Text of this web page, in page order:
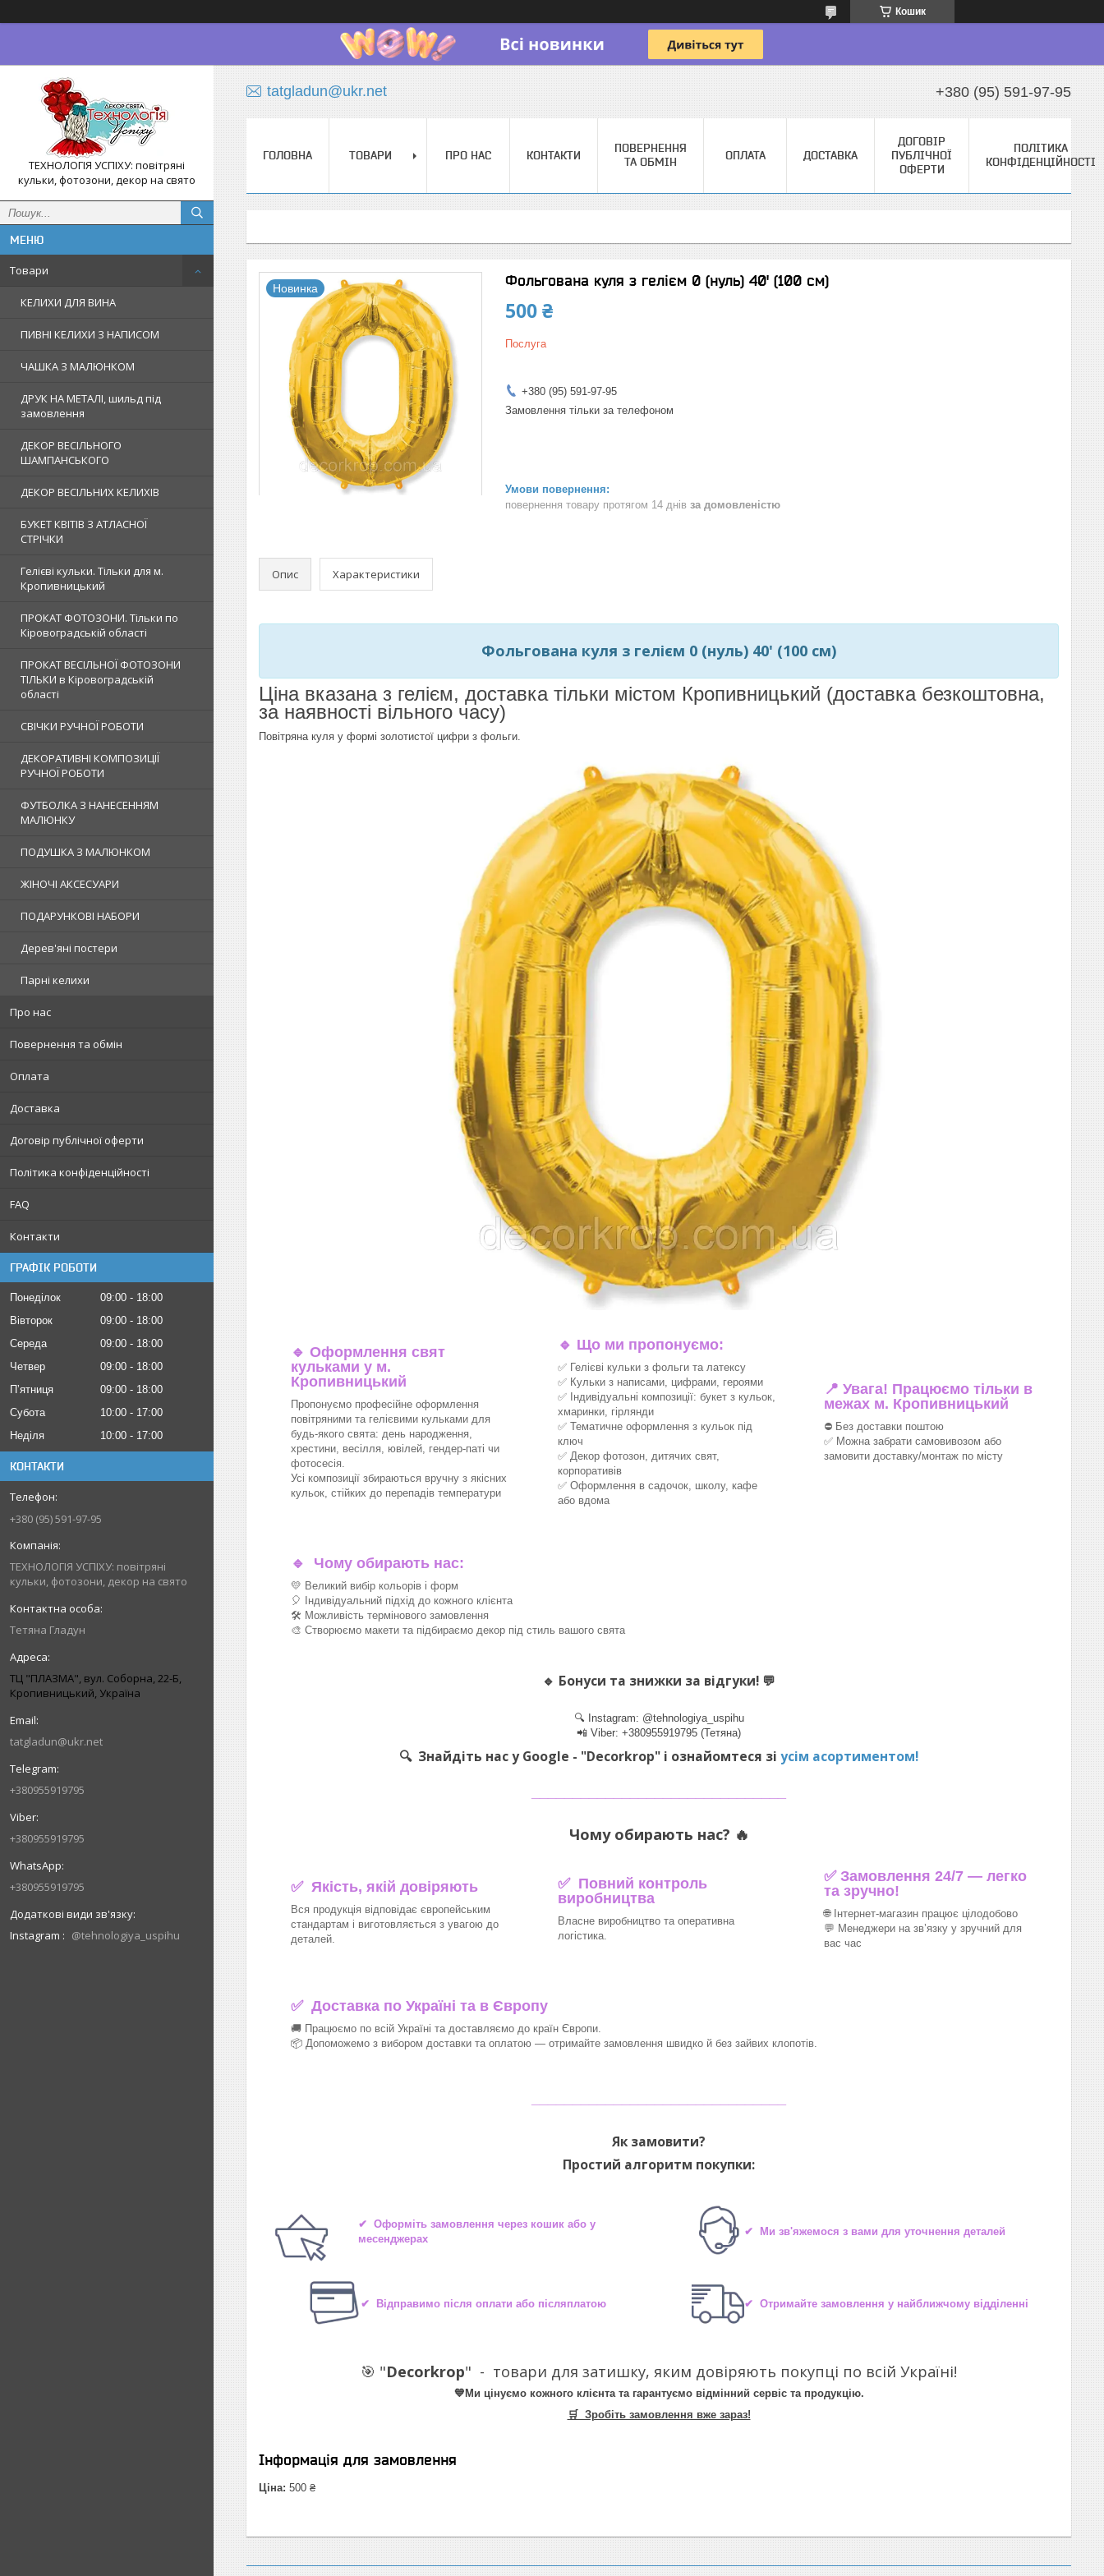
Кошик
ТЕХНОЛОГІЯ УСПІХУ: повітряні
кульки, фотозони, декор на свято
Товари
КЕЛИХИ ДЛЯ ВИНА
ПИВНІ КЕЛИХИ З НАПИСОМ
ЧАШКА З МАЛЮНКОМ
ДРУК НА МЕТАЛІ, шильд під
замовлення
ДЕКОР ВЕСІЛЬНОГО
ШАМПАНСЬКОГО
ДЕКОР ВЕСІЛЬНИХ КЕЛИХІВ
БУКЕТ КВІТІВ З АТЛАСНОЇ
СТРІЧКИ
Гелієві кульки. Тільки для м.
Кропивницький
ПРОКАТ ФОТОЗОНИ. Тільки по
Кіровоградській області
ПРОКАТ ВЕСІЛЬНОЇ ФОТОЗОНИ
ТІЛЬКИ в Кіровоградській
області
СВІЧКИ РУЧНОЇ РОБОТИ
ДЕКОРАТИВНІ КОМПОЗИЦІЇ
РУЧНОЇ РОБОТИ
ФУТБОЛКА З НАНЕСЕННЯМ
МАЛЮНКУ
ПОДУШКА З МАЛЮНКОМ
ЖІНОЧІ АКСЕСУАРИ
ПОДАРУНКОВІ НАБОРИ
Дерев'яні постери
Парні келихи
Про нас
Повернення та обмін
Оплата
Доставка
Договір публічної оферти
Політика конфіденційності
FAQ
Контакти
ГРАФІК РОБОТИ
Понеділок 09:00
18:00
Вівторок
09:00
18:00
Середа
09:00
18:00
Четвер
09:00
18:00
Пʼятниця
09:00
18:00
Субота
10:00
17:00
Неділя
10:00 17:00
КОНТАКТИ
+380 (95) 591-97-95
ТЕХНОЛОГІЯ УСПІХУ: повітряні
кульки, фотозони, декор на свято
Тетяна Гладун
ТЦ "ПЛАЗМА", вул. Соборна, 22-Б,
Кропивницький, Україна
tatgladun@ukr.net
+380955919795
+380955919795
+380955919795
Instagram @tehnologiya_uspihu
tatgladun@ukr.net +380 (95) 591-97-95
ГОЛОВНА ТОВАРИ ПРО НАС КОНТАКТИ
ПОВЕРНЕННЯ
ТА ОБМІН
ОПЛАТА ДОСТАВКА
ДОГОВІР
ПУБЛІЧНОЇ
ОФЕРТИ
ПОЛІТИКА
КОНФІДЕНЦІЙНОСТІ
Новинка Фольгована куля з гелієм 0 (нуль) 40' (100 см)
500 ₴
Послуга
+380 (95) 591-97-95
Замовлення тільки за телефоном
повернення товару протягом 14 днів за домовленістю
Опис Характеристики
Фольгована куля з гелієм 0 (нуль) 40' (100 см)
Ціна вказана з гелієм, доставка тільки містом Кропивницький (доставка безкоштовна,
за наявності вільного часу)
Повітряна куля у формі золотистої цифри з фольги.
🔹 Оформлення свят
кульками у м.
Кропивницький
Пропонуємо професійне оформлення
повітряними та гелієвими кульками для
будь-якого свята: день народження,
хрестини, весілля, ювілей, гендер-паті чи
фотосесія.
Усі композиції збираються вручну з якісних
кульок, стійких до перепадів температури
🔹 Що ми пропонуємо:
✅ Гелієві кульки з фольги та латексу
✅ Кульки з написами, цифрами, героями
✅ Індивідуальні композиції: букет з кульок,
хмаринки, гірлянди
✅ Тематичне оформлення з кульок під
ключ
✅ Декор фотозон, дитячих свят,
корпоративів
✅ Оформлення в садочок, школу, кафе
або вдома
📍 Увага! Працюємо тільки в
межах м. Кропивницький
⛔ Без доставки поштою
✅ Можна забрати самовивозом або
замовити доставку/монтаж по місту
🔹 Чому обирають нас:
💛 Великий вибір кольорів і форм
🎈 Індивідуальний підхід до кожного клієнта
🛠 Можливість термінового замовлення
🎨 Створюємо макети та підбираємо декор під стиль вашого свята
🔹 Бонуси та знижки за відгуки! 💬
🔍 Instagram: @tehnologiya_uspihu
📲 Viber: +380955919795 (Тетяна)
🔍 Знайдіть нас у Google - "Decorkrop" і ознайомтеся зі усім асортиментом!
Чому обирають нас? 🔥
✅ Якість, якій довіряють
Вся продукція відповідає європейським
стандартам і виготовляється з увагою до
деталей.
✅ Повний контроль
виробництва
Власне виробництво та оперативна
логістика.
✅ Замовлення 24/7 — легко
та зручно!
🌐 Інтернет-магазин працює цілодобово
💬 Менеджери на зв’язку у зручний для
вас час
✅Доставка по Україні та в Європу
🚚 Працюємо по всій Україні та доставляємо до країн Європи.
📦 Допоможемо з вибором доставки та оплатою — отримайте замовлення швидко й без зайвих клопотів.
Як замовити?
Простий алгоритм покупки:
✔ Оформіть замовлення через кошик або у
месенджерах
✔ Ми зв'яжемося з вами для уточнення деталей
✔ Відправимо після оплати або післяплатою ✔ Отримайте замовлення у найближчому відділенні
🎯 "Decorkrop" - товари для затишку, яким довіряють покупці по всій Україні!
💙Ми цінуємо кожного клієнта та гарантуємо відмінний сервіс та продукцію.
🛒 Зробіть замовлення вже зараз!
Інформація для замовлення
Ціна: 500 ₴